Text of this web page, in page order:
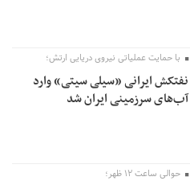
با حمایت عملیاتی نیروی دریایی ارتش؛
نفتکش ایرانی «سیلی سیتی» وارد
آب‌های سرزمینی ایران شد
حوالی ساعت ۱۲ ظهر؛